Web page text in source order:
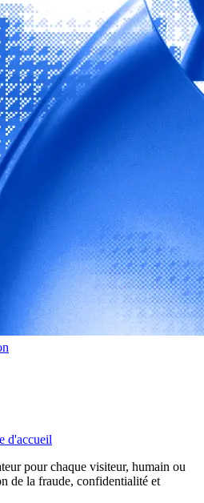
d'accueil
pour chaque visiteur, humain ou
de la fraude, confidentialité et